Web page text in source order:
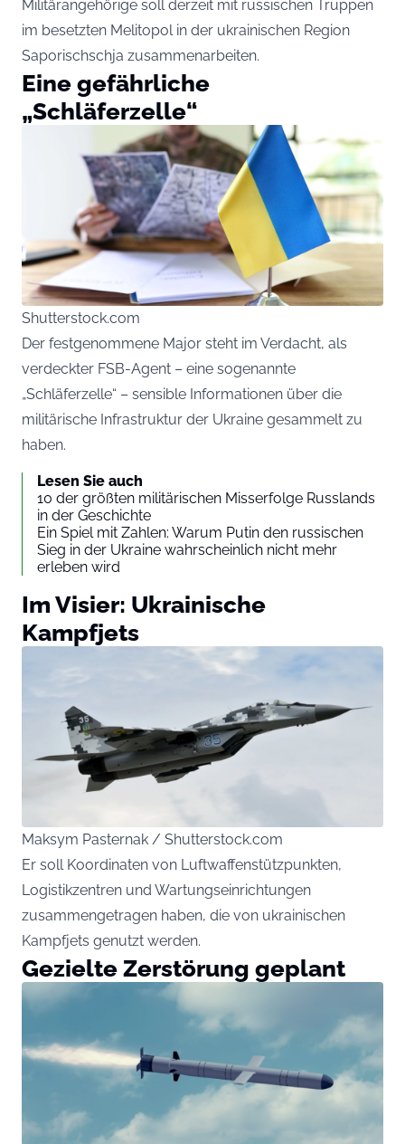
Militärangehörige soll derzeit mit russischen Truppen
im besetzten Melitopol in der ukrainischen Region
Saporischschja zusammenarbeiten.
Eine gefährliche
„Schläferzelle“
Shutterstock.com
Der festgenommene Major steht im Verdacht, als
verdeckter FSB-Agent – eine sogenannte
„Schläferzelle“ – sensible Informationen über die
militärische Infrastruktur der Ukraine gesammelt zu
haben.
Lesen Sie auch
10 der größten militärischen Misserfolge Russlands
in der Geschichte
Ein Spiel mit Zahlen: Warum Putin den russischen
Sieg in der Ukraine wahrscheinlich nicht mehr
erleben wird
Im Visier: Ukrainische
Kampfjets
Maksym Pasternak / Shutterstock.com
Er soll Koordinaten von Luftwaffenstützpunkten,
Logistikzentren und Wartungseinrichtungen
zusammengetragen haben, die von ukrainischen
Kampfjets genutzt werden.
Gezielte Zerstörung geplant